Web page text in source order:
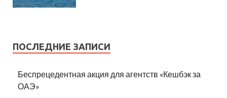
ПОСЛЕДНИЕ ЗАПИСИ
Беспрецедентная акция для агентств «Кешбэк за
ОАЭ»